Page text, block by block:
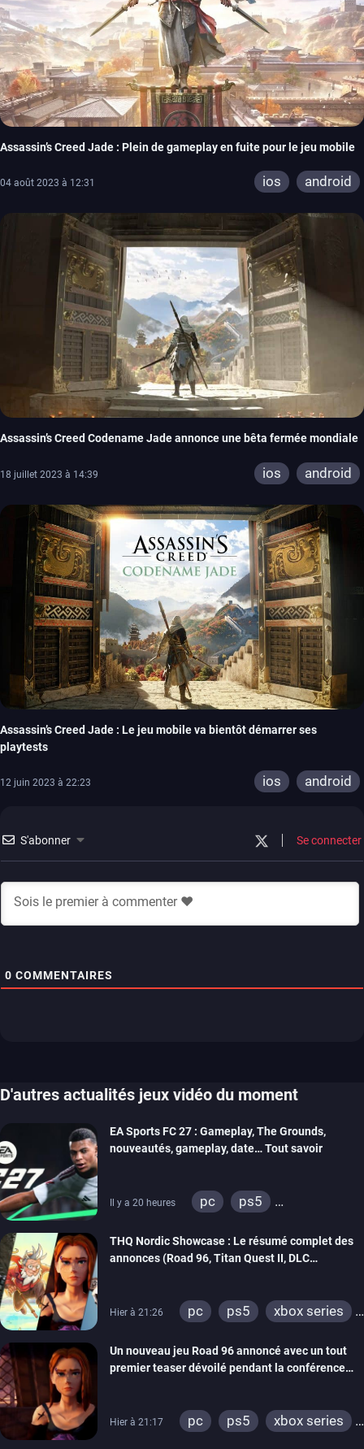
Assassin’s Creed Jade : Plein de gameplay en fuite pour le jeu mobile
04 août 2023 à 12:31 ios android
Assassin’s Creed Codename Jade annonce une bêta fermée mondiale
18 juillet 2023 à 14:39 ios android
Assassin’s Creed Jade : Le jeu mobile va bientôt démarrer ses
playtests
12 juin 2023 à 22:23 ios android
S'abonner Se connecter
0 COMMENTAIRES
D'autres actualités jeux vidéo du moment
EA Sports FC 27 : Gameplay, The Grounds,
nouveautés, gameplay, date… Tout savoir
Il y a 20 heures pc
ps5
THQ Nordic Showcase : Le résumé complet des
annonces (Road 96, Titan Quest II, DLC
Hier à 21:26 pc ps5
xbox series
xbox one
switch 2
Un nouveau jeu Road 96 annoncé avec un tout
premier teaser dévoilé pendant la conférence
Hier à 21:17 pc ps5
xbox series